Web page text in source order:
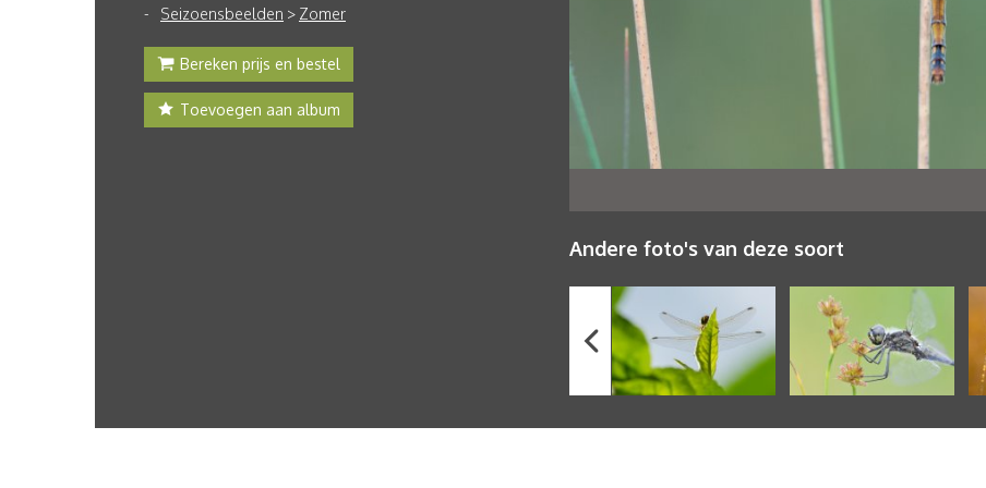
Seizoensbeelden > Zomer
Bereken prijs en bestel
Toevoegen aan album
Andere foto's van deze soort